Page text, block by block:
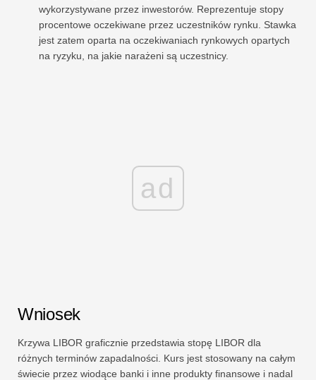
wykorzystywane przez inwestorów. Reprezentuje stopy
procentowe oczekiwane przez uczestników rynku. Stawka
jest zatem oparta na oczekiwaniach rynkowych opartych
na ryzyku, na jakie narażeni są uczestnicy.
ad
Wniosek
Krzywa LIBOR graficznie przedstawia stopę LIBOR dla
różnych terminów zapadalności. Kurs jest stosowany na całym
świecie przez wiodące banki i inne produkty finansowe i nadal